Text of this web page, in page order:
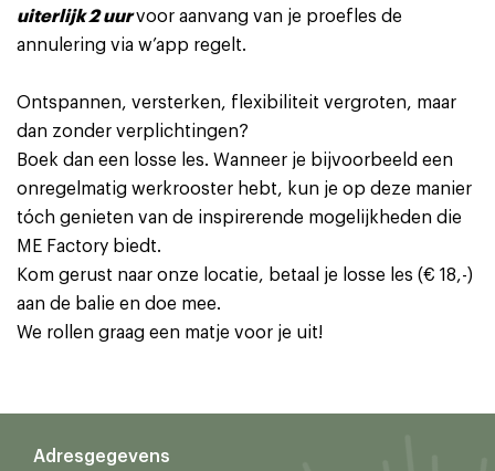
uiterlijk 2 uurvoor aanvang van je proefles de
annulering via w’app regelt.
Ontspannen, versterken, flexibiliteit vergroten, maar
dan zonder verplichtingen?
Boek dan een losse les. Wanneer je bijvoorbeeld een
onregelmatig werkrooster hebt, kun je op deze manier
tóch genieten van de inspirerende mogelijkheden die
ME Factory biedt.
Kom gerust naar onze locatie, betaal je losse les (€ 18,-)
aan de balie en doe mee.
We rollen graag een matje voor je uit!
Adresgegevens